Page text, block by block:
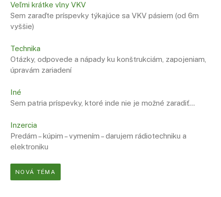
Veľmi krátke vlny VKV
Sem zaraďte príspevky týkajúce sa VKV pásiem (od 6m
vyššie)
Technika
Otázky, odpovede a nápady ku konštrukciám, zapojeniam,
úpravám zariadení
Iné
Sem patria príspevky, ktoré inde nie je možné zaradiť…
Inzercia
Predám – kúpim – vymením – darujem rádiotechniku a
elektroniku
NOVÁ TÉMA